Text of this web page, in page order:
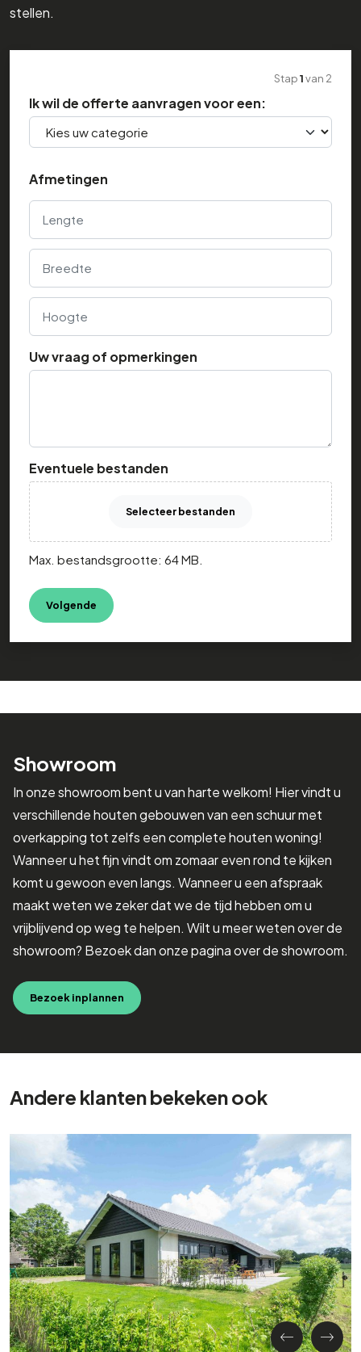
stellen.
Stap1van 2
Ik wil de offerte aanvragen voor een:
Afmetingen
Lengte
Breedte
Hoogte
Uw vraag of opmerkingen
Eventuele bestanden
Selecteer bestanden
Max. bestandsgrootte: 64 MB.
Showroom
In onze showroom bent u van harte welkom! Hier vindt u
verschillende houten gebouwen van een schuur met
overkapping tot zelfs een complete houten woning!
Wanneer u het fijn vindt om zomaar even rond te kijken
komt u gewoon even langs. Wanneer u een afspraak
maakt weten we zeker dat we de tijd hebben om u
vrijblijvend op weg te helpen. Wilt u meer weten over de
showroom? Bezoek dan onze pagina over de showroom.
Bezoek inplannen
Andere klanten bekeken ook